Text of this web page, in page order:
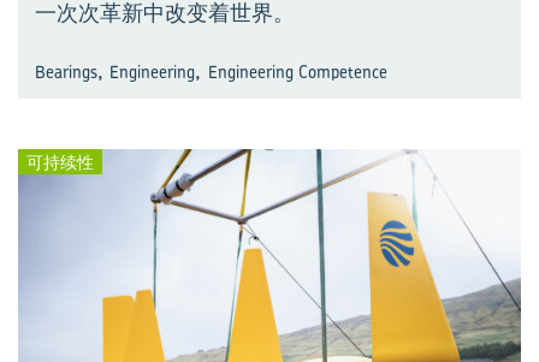
一次次革新中改变着世界。
Bearings, Engineering, Engineering Competence
可持续性